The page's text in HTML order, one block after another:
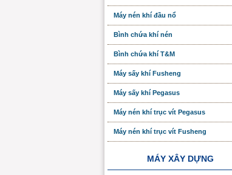
Máy nén khí đầu nổ
Bình chứa khí nén
Bình chứa khí T&M
Máy sấy khí Fusheng
Máy sấy khí Pegasus
Máy nén khí trục vít Pegasus
Máy nén khí trục vít Fusheng
MÁY XÂY DỰNG